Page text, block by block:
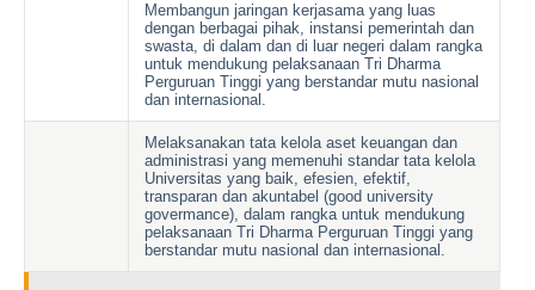
Membangun jaringan kerjasama yang luas
dengan berbagai pihak, instansi pemerintah dan
swasta, di dalam dan di luar negeri dalam rangka
untuk mendukung pelaksanaan Tri Dharma
Perguruan Tinggi yang berstandar mutu nasional
dan internasional.
Melaksanakan tata kelola aset keuangan dan
administrasi yang memenuhi standar tata kelola
Universitas yang baik, efesien, efektif,
transparan dan akuntabel (good university
govermance), dalam rangka untuk mendukung
pelaksanaan Tri Dharma Perguruan Tinggi yang
berstandar mutu nasional dan internasional.